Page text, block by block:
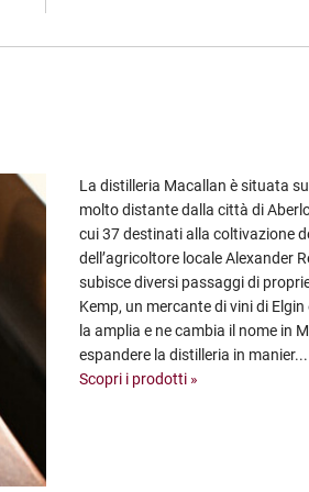
La distilleria Macallan è situata
molto distante dalla città di
cui 37 destinati alla coltivazione
dell’agricoltore locale Alexander
subisce diversi passaggi di
Kemp, un mercante di vini di
la amplia e ne cambia il nome in
espandere la distilleria in manier...
Scopri i prodotti »